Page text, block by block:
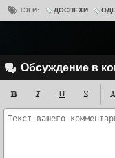
ТЭГИ: ДОСПЕХИ
Обсуждение в